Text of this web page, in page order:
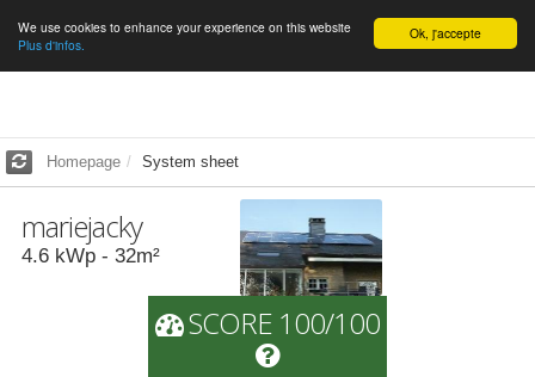
English Ok, j'accepte
We use cookies to enhance your experience on this website
Plus d'infos.
Homepage System sheet
mariejacky
4.6 kWp - 32m²
SCORE 100/100